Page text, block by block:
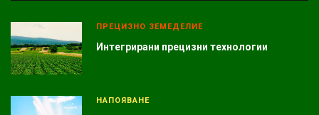
ПРЕЦИЗНО ЗЕМЕДЕЛИЕ
Интегрирани прецизни технологии
НАПОЯВАНЕ